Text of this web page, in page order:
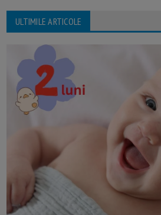
ULTIMILE ARTICOLE